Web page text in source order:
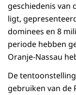
geschiedenis van
ligt,
dominees en 8
periode hebben
Oranje-Nassau
De
gebruiken van de